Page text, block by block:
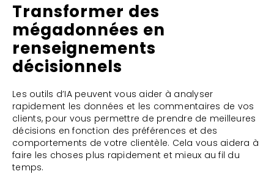
Transformer des
mégadonnées en
renseignements
décisionnels
Les outils d’IA peuvent vous aider à analyser
rapidement les données et les commentaires de vos
clients, pour vous permettre de prendre de meilleures
décisions en fonction des préférences et des
comportements de votre clientèle. Cela vous aidera à
faire les choses plus rapidement et mieux au fil du
temps.